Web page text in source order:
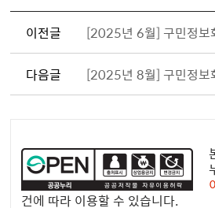
이전글 [2025년 6월] 구민정보
다음글 [2025년 8월] 구민정보
공
리
건에 따라 이용할 수 있습니다.